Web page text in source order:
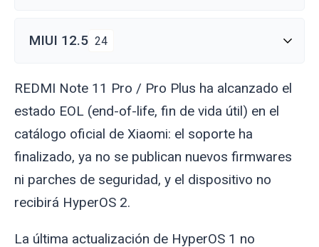
MIUI 12.5 24
REDMI Note 11 Pro / Pro Plus ha alcanzado el
estado EOL (end-of-life, fin de vida útil) en el
catálogo oficial de Xiaomi: el soporte ha
finalizado, ya no se publican nuevos firmwares
ni parches de seguridad, y el dispositivo no
recibirá HyperOS 2.
La última actualización de HyperOS 1 no